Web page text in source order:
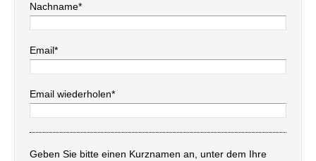
Nachname*
Email*
Email wiederholen*
Geben Sie bitte einen Kurznamen an, unter dem Ihre